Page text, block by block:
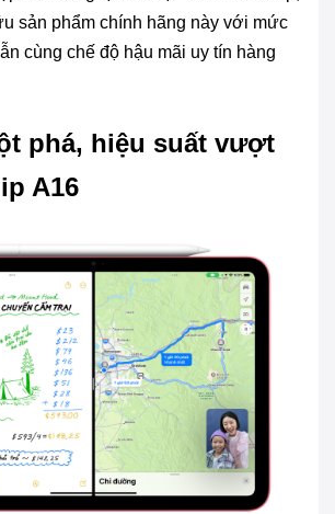
sản phẩm chính hãng này với mức
cùng chế độ hậu mãi uy tín hàng
phá, hiệu suất vượt
A16